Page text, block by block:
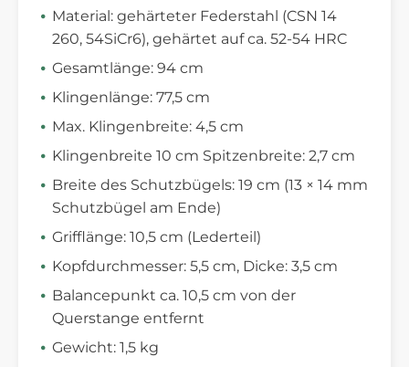
Material: gehärteter Federstahl (CSN 14
260, 54SiCr6), gehärtet auf ca. 52-54 HRC
Gesamtlänge: 94 cm
Klingenlänge: 77,5 cm
Max. Klingenbreite: 4,5 cm
Klingenbreite 10 cm Spitzenbreite: 2,7 cm
Breite des Schutzbügels: 19 cm (13 × 14 mm
Schutzbügel am Ende)
Grifflänge: 10,5 cm (Lederteil)
Kopfdurchmesser: 5,5 cm, Dicke: 3,5 cm
Balancepunkt ca. 10,5 cm von der
Querstange entfernt
Gewicht: 1,5 kg